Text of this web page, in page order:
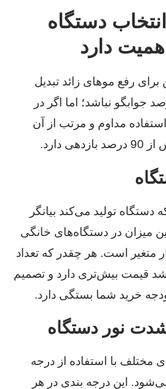
دستگاه
دارد
رفع موهای زائد تبدیل
شاید 100 درصد جوابگو نباشد؛ اما اگر در
مداوم و مرتب از آن
دارد.
دستگاه تولید می‌کند بیانگر
میزان در دستگاه‌های خانگی
هزار تا 450 هزار متغیر است. هر چقدر که تعداد
قیمت بیش‌تری دارد و تصمیم
خرید شما بستگی دارد.
نور دستگاه
مختلف با استفاده از درجه
این درجه بندی در هر